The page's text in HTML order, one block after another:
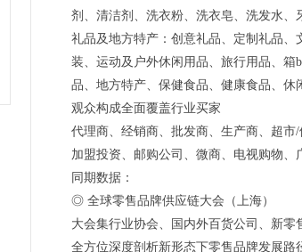
剂、清洁剂、洗衣粉、洗衣皂、洗发水、
礼品及地方特产：创意礼品、定制礼品
装、运动及户外休闲用品、旅行用品、箱
品、地方特产、保健食品、健康食品、休
观众构成全面覆盖行业买家
代理商、经销商、批发商、生产商、超市
加盟投资、邮购公司、微商、电视购物、
同期数据：
◎ 全球零售品牌供应链大会（上海）
大会集行业协会、国内外百货公司、新零
全方位深度剖析新形态下零售品牌发展路